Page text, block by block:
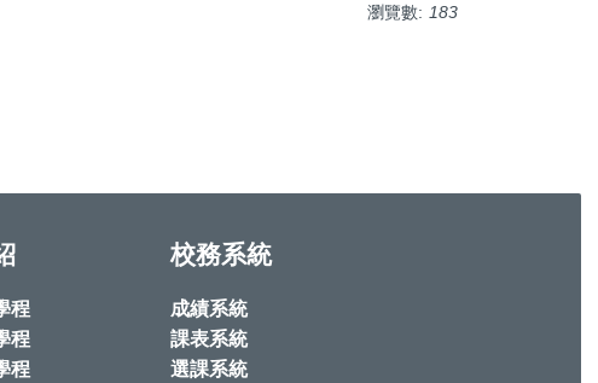
瀏覽數: 183
程
程
程
校務系統
成績系統
課表系統
選課系統